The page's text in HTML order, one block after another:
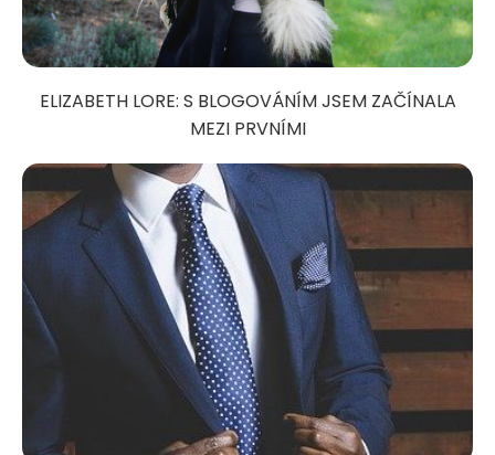
ELIZABETH LORE: S BLOGOVÁNÍM JSEM ZAČÍNALA
MEZI PRVNÍMI